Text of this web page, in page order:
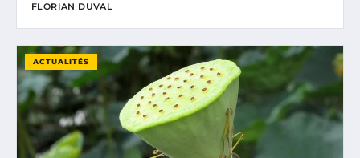
FLORIAN DUVAL
ACTUALITÉS